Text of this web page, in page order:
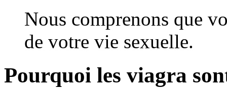
Nous comprenons que
de votre vie sexuelle.
Pourquoi les viagra